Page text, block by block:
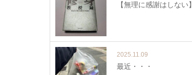
【無理に感謝はしない】
2025.11.09
最近・・・